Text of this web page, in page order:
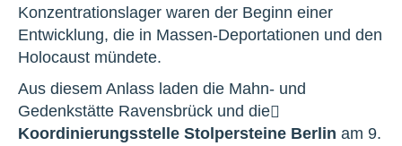
Konzentrationslager waren der Beginn einer
Entwicklung, die in Massen-Deportationen und den
Holocaust mündete.
Aus diesem Anlass laden die Mahn- und
Gedenkstätte Ravensbrück und die
Koordinierungsstelle Stolpersteine Berlin am 9.